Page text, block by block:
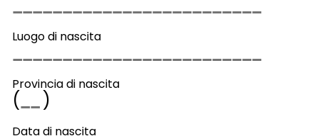
Luogo di nascita
Provincia di nascita
( )
Data di nascita